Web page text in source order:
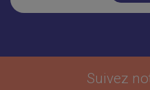
Suivez